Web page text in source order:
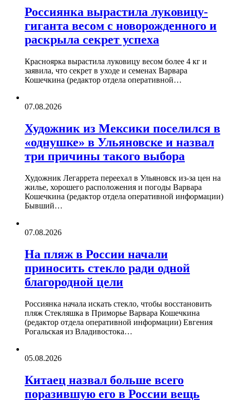
Россиянка вырастила луковицу-
гиганта весом с новорожденного и
раскрыла секрет успеха
Красноярка вырастила луковицу весом более 4 кг и
заявила, что секрет в уходе и семенах Варвара
Кошечкина (редактор отдела оперативной…
07.08.2026
Художник из Мексики поселился в
«однушке» в Ульяновске и назвал
три причины такого выбора
Художник Легаррета переехал в Ульяновск из-за цен на
жилье, хорошего расположения и погоды Варвара
Кошечкина (редактор отдела оперативной информации)
Бывший…
07.08.2026
На пляж в России начали
приносить стекло ради одной
благородной цели
Россиянка начала искать стекло, чтобы восстановить
пляж Стекляшка в Приморье Варвара Кошечкина
(редактор отдела оперативной информации) Евгения
Рогальская из Владивостока…
05.08.2026
Китаец назвал больше всего
поразившую его в России вещь